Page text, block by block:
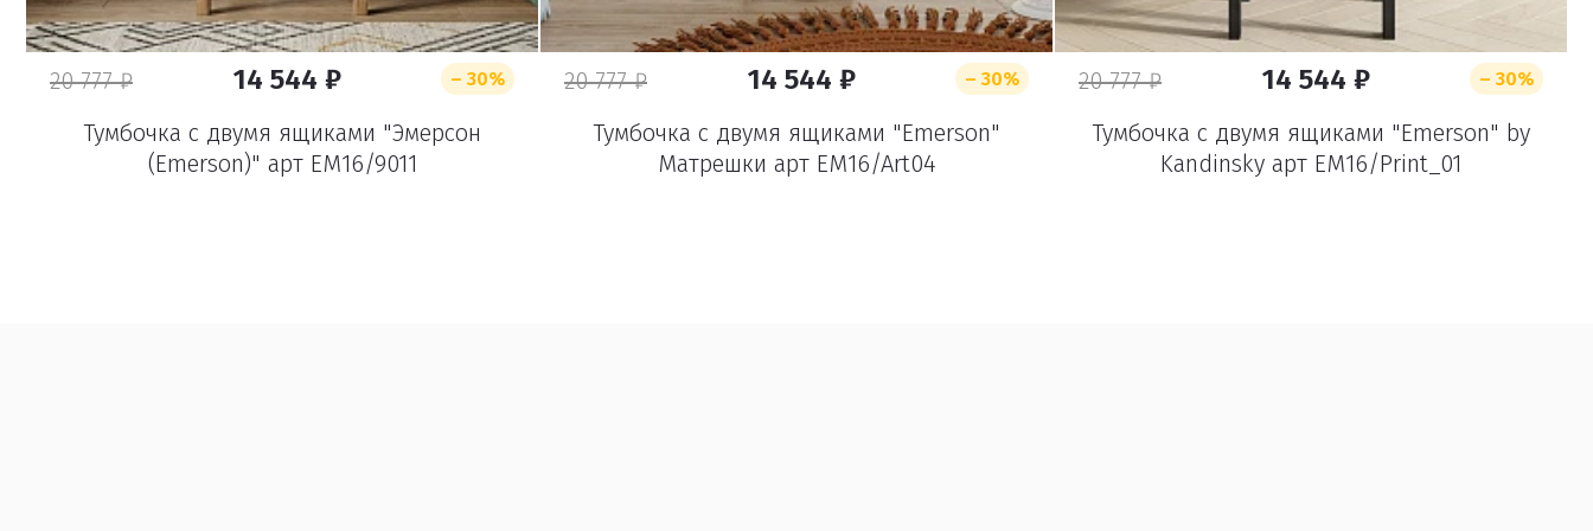
20 777 ₽ 14 544 ₽ – 30%
Тумбочка с двумя ящиками "Эмерсон
(Emerson)" арт EM16/9011
20 777 ₽ 14 544 ₽ – 30%
Тумбочка с двумя ящиками "Emerson"
Матрешки арт EM16/Art04
20 777 ₽ 14 544 ₽ – 30%
Тумбочка с двумя ящиками "Emerson" by
Kandinsky арт EM16/Print_01